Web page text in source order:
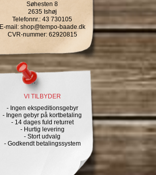
Søhesten 8
2635 Ishøj
Telefonnr.: 43 730105
E-mail : shop@tempo-baade.dk
CVR-nummer:62920815
VI TILBYDER
- Ingen ekspeditionsgebyr
- Ingen gebyr på kortbetaling
- 14 dages fuld returret
- Hurtig levering
- Stort udvalg
- Godkendt betalingssystem